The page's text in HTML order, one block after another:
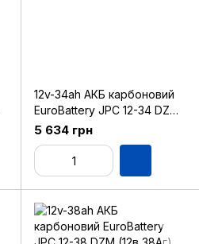
12v-34ah АКБ карбоновий
EuroBattery JPC 12-34 DZM
(12в 34Аг)
5 634 грн